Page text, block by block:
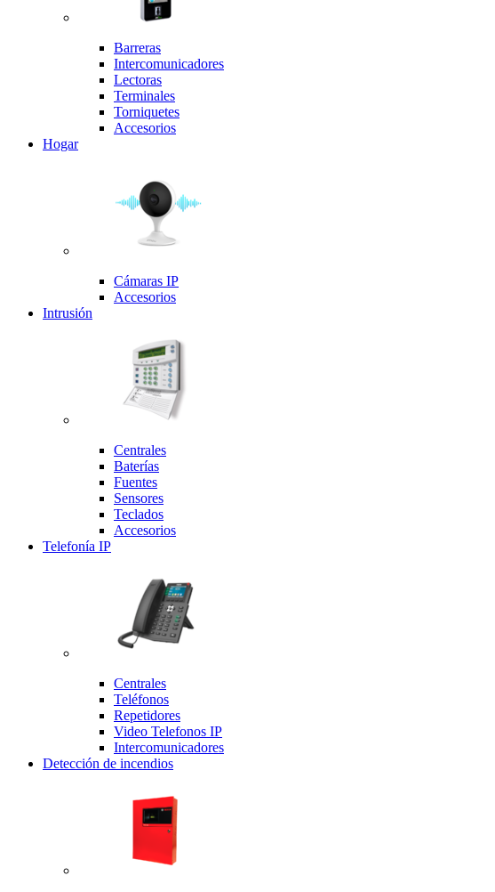
Barreras
Intercomunicadores
Lectoras
Terminales
Torniquetes
Accesorios
Hogar
Cámaras IP
Accesorios
Intrusión
Centrales
Baterías
Fuentes
Sensores
Teclados
Accesorios
Telefonía IP
Centrales
Teléfonos
Repetidores
Video Telefonos IP
Intercomunicadores
Detección de incendios